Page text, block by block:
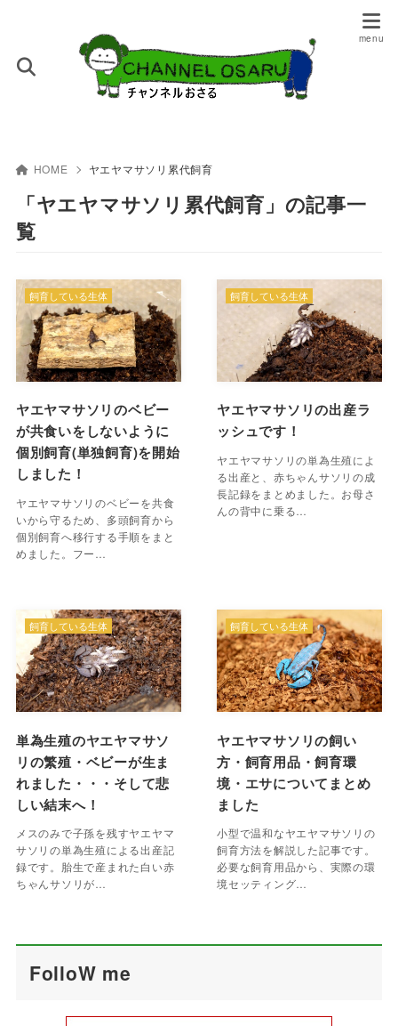
HOME ヤエヤマサソリ累代飼育
「ヤエヤマサソリ累代飼育」の記事一
覧
ヤエヤマサソリのベビー
が共食いをしないように
個別飼育(単独飼育)を開始
しました！
ヤエヤマサソリのベビーを共食
いから守るため、多頭飼育から
個別飼育へ移行する手順をまと
めました。フー…
飼育している生体
ヤエヤマサソリの出産ラ
ッシュです！
ヤエヤマサソリの単為生殖によ
る出産と、赤ちゃんサソリの成
長記録をまとめました。お母さ
んの背中に乗る…
飼育している生体
単為生殖のヤエヤマサソ
リの繁殖・ベビーが生ま
れました・・・そして悲
しい結末へ！
メスのみで子孫を残すヤエヤマ
サソリの単為生殖による出産記
録です。胎生で産まれた白い赤
ちゃんサソリが…
飼育している生体
ヤエヤマサソリの飼い
方・飼育用品・飼育環
境・エサについてまとめ
ました
小型で温和なヤエヤマサソリの
飼育方法を解説した記事です。
必要な飼育用品から、実際の環
境セッティング…
飼育している生体
FolloW me